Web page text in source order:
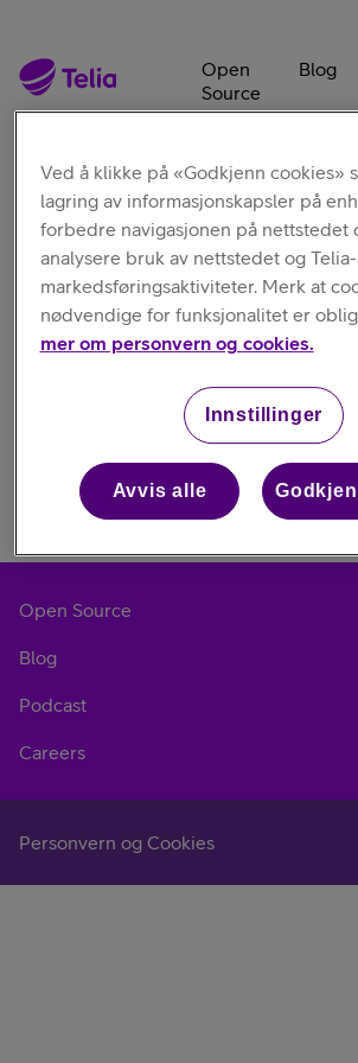
Open
Source
Blog
Blog
Engineering & UX Blog
Open Source
Blog
Podcast
Careers
Personvern og Cookies
Ved å klikke på «Godkjenn cookies»
lagring av informasjonskapsler på
forbedre navigasjonen på nettstedet
analysere bruk av nettstedet og
markedsføringsaktiviteter. Merk at
nødvendige for funksjonalitet er
mer om personvern og cookies.
Innstillinger
Avvis alle